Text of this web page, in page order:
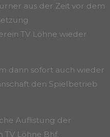
aus der Zeit vor dem
TV Löhne wieder
dann sofort auch wieder
den Spielbetrieb
Auflistung der
TV Löhne Bhf.